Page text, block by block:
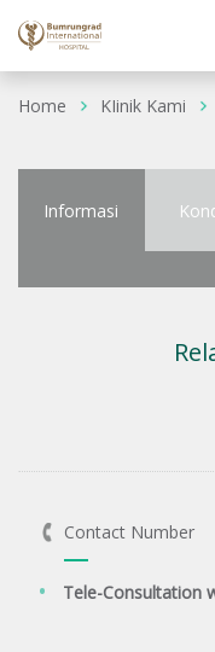
Home KIinik Kami
Informasi
Contact Number
Tele-Consultation